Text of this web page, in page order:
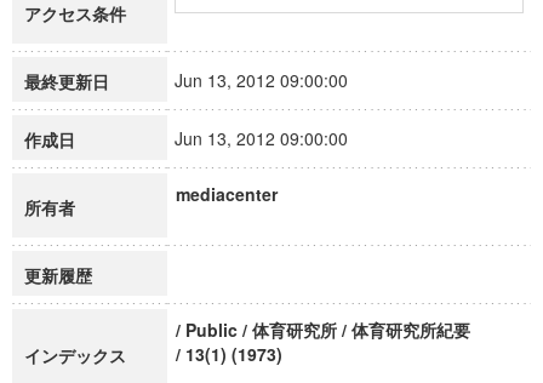
アクセス条件
最終更新日 Jun 13, 2012 09:00:00
作成日 Jun 13, 2012 09:00:00
所有者
mediacenter
更新履歴
インデックス
/ Public / 体育研究所 / 体育研究所紀要
/ 13(1) (1973)